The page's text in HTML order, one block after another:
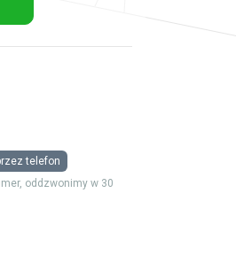
telefon
oddzwonimy w 30